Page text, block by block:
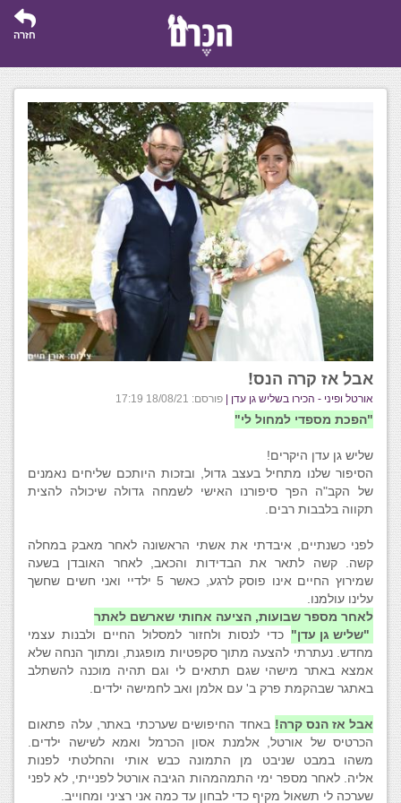
חזרה
אבל אז קרה הנס!
אורטל ופיני - הכירו בשליש גן עדן | פורסם: 18/08/21 17:19
"הפכת מספדי למחול לי"
שליש גן עדן היקרים!
הסיפור שלנו מתחיל בעצב גדול, ובזכות היותכם שליחים נאמנים
של הקב"ה הפך סיפורנו האישי לשמחה גדולה שיכולה להצית
תקווה בלבבות רבים.
לפני כשנתיים, איבדתי את אשתי הראשונה לאחר מאבק במחלה
קשה. קשה לתאר את הבדידות והכאב, לאחר האובדן בשעה
שמירוץ החיים אינו פוסק לרגע, כאשר 5 ילדיי ואני חשים שחשך
עלינו עולמנו.
לאחר מספר שבועות, הציעה אחותי שארשם לאתר
"שליש גן עדן" כדי לנסות ולחזור למסלול החיים ולבנות עצמי
מחדש. נעתרתי להצעה מתוך סקפטיות מופגנת, ומתוך הנחה שלא
אמצא באתר מישהי שגם תתאים לי וגם תהיה מוכנה להשתלב
באתגר שבהקמת פרק ב' עם אלמן ואב לחמישה ילדים.
אבל אז הנס קרה! באחד החיפושים שערכתי באתר, עלה פתאום
הכרטיס של אורטל, אלמנת אסון הכרמל ואמא לשישה ילדים.
משהו במבט שניבט מן התמונה כבש אותי והחלטתי לפנות
אליה. לאחר מספר ימי התמהמהות הגיבה אורטל לפנייתי, לא לפני
שערכה לי תשאול מקיף כדי לבחון עד כמה אני רציני ומחוייב.